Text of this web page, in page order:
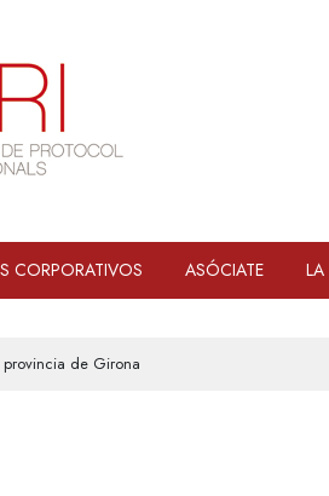
CORPORATIVOS ASÓCIATE LA
de Girona